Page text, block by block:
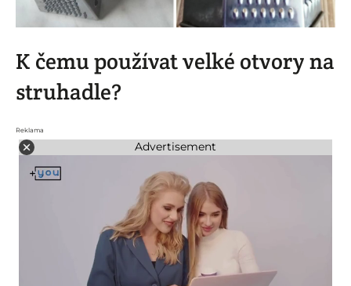
K čemu používat velké otvory na
struhadle?
Reklama
Advertisement